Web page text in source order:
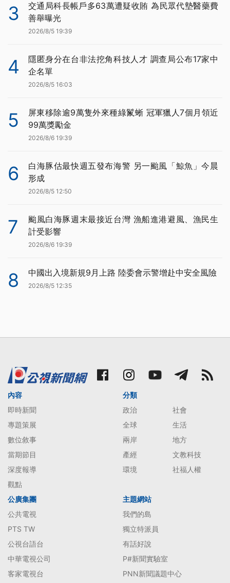
3
交通局科長帳戶多63萬遭疑收賄 為民眾代墊醫藥費
善舉曝光
2026/8/5 19:39
4
隱匿身分在台非法挖角科技人才 調查局公布17家中
企名單
2026/8/5 16:03
5
屏東移除逾9萬隻外來種綠鬣蜥 冠軍獵人7個月領近
99萬獎勵金
2026/8/6 19:39
6
白海豚估最快週五發布海警 另一颱風「鯨魚」今晨
形成
2026/8/5 12:50
7
颱風白海豚週末最接近台灣 漁船進港避風、漁民生
計受影響
2026/8/6 19:39
8 中國出入境新規9月上路 陸委會示警增赴中安全風險
2026/8/5 12:35
內容
即時新聞
專題策展
數位敘事
當期節目
深度報導
觀點
分類
政治
社會
全球
生活
兩岸
地方
產經
文教科技
環境
社福人權
公廣集團
公共電視
PTS TW
公視台語台
中華電視公司
客家電視台
主題網站
我們的島
獨立特派員
有話好說
P#新聞實驗室
PNN新聞議題中心